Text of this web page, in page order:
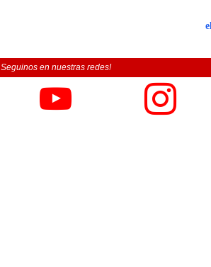
Seguinos en nuestras redes!